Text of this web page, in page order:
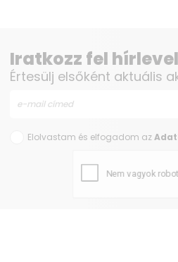
Iratkozz fel
Értesülj elsőként aktuális
Elolvastam és elfogadom az